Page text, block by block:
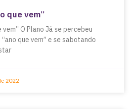
que vem”
vem” O Plano Já se percebeu
que vem” e se sabotando
2022